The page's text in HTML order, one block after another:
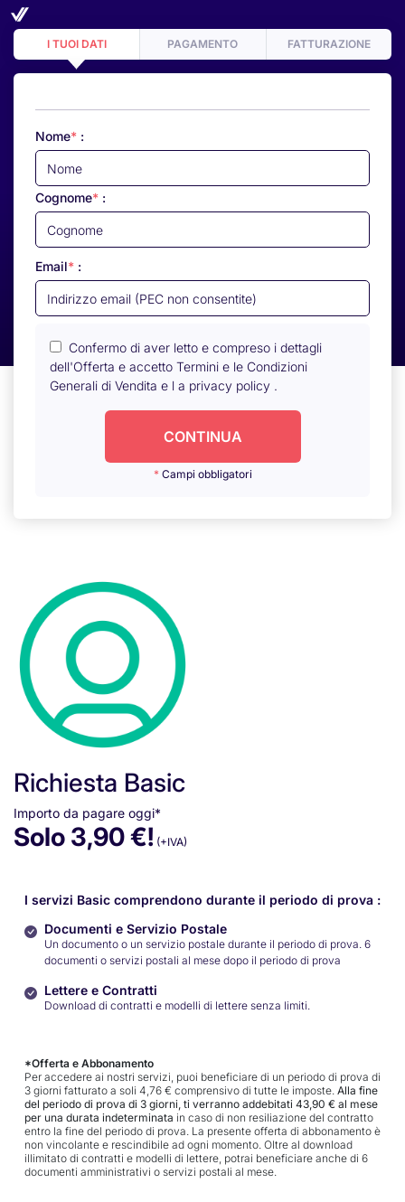
I TUOI DATI PAGAMENTO FATTURAZIONE
Richiesta Basic
Importo da pagare oggi*
Solo 3,90 €! (+IVA)
I servizi Basic comprendono durante il periodo di prova :
Documenti e Servizio Postale
Un documento o un servizio postale durante il periodo di prova. 6
documenti o servizi postali al mese dopo il periodo di prova
Lettere e Contratti
Download di contratti e modelli di lettere senza limiti.
Nome* :
Cognome* :
Email* :
Confermo di aver letto e compreso i dettagli
dell'Offerta e accetto Termini e le Condizioni
Generali di Vendita e l a privacy policy .
CONTINUA
* Campi obbligatori
*Offerta e Abbonamento
Per accedere ai nostri servizi, puoi beneficiare di un periodo di prova di
3 giorni fatturato a soli 4,76 € comprensivo di tutte le imposte. Alla fine
del periodo di prova di 3 giorni, ti verranno addebitati 43,90 € al mese
per una durata indeterminata in caso di non resiliazione del contratto
entro la fine del periodo di prova. La presente offerta di abbonamento è
non vincolante e rescindibile ad ogni momento. Oltre al download
illimitato di contratti e modelli di lettere, potrai beneficiare anche di 6
documenti amministrativi o servizi postali al mese.